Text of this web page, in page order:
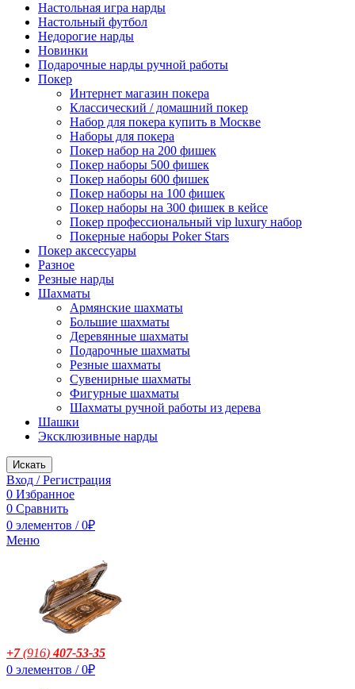
Настольная игра нарды
Настольный футбол
Недорогие нарды
Новинки
Подарочные нарды ручной работы
Покер
Интернет магазин покера
Классический / домашний покер
Набор для покера купить в Москве
Наборы для покера
Покер набор на 200 фишек
Покер наборы 500 фишек
Покер наборы 600 фишек
Покер наборы на 100 фишек
Покер наборы на 300 фишек в кейсе
Покер профессиональный vip luxury набор
Покерные наборы Poker Stars
Покер аксессуары
Разное
Резные нарды
Шахматы
Армянские шахматы
Большие шахматы
Деревянные шахматы
Подарочные шахматы
Резные шахматы
Сувенирные шахматы
Фигурные шахматы
Шахматы ручной работы из дерева
Шашки
Эксклюзивные нарды
Искать
Вход / Регистрация
0 Избранное
0 Сравнить
0 элементов / 0₽
Меню
+7(916)407-53-35
0 элементов / 0₽